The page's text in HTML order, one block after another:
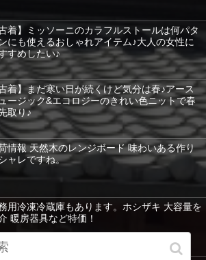
古着】ミッソーニのカラフルストールは何パタ
にも使えるおしゃれアイテム♪大人の女性に
すめしたい♪
着】まだ寒い日が続くけど気分は春♪アース
ージック&エコロジーのきれい色ニットで春
取り♪
情報 天然木のレンジボード 味わいある作り
ャレですね。
用冷凍冷蔵庫もあります。ホシザキ 大容量を
暖房器具など特価！